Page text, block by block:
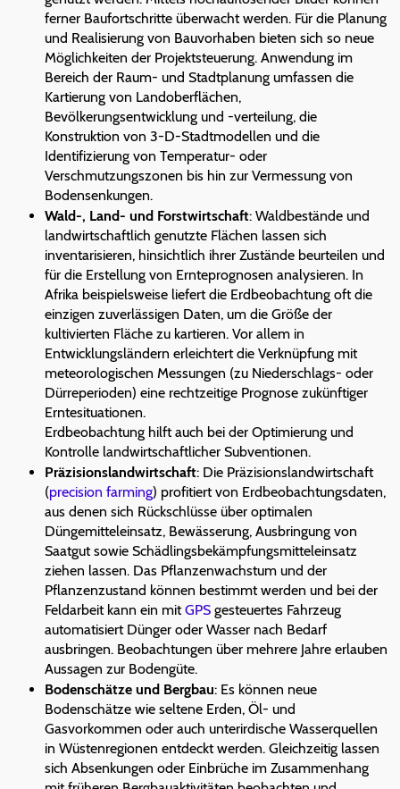
ferner Baufortschritte überwacht werden. Für die Planung
und Realisierung von Bauvorhaben bieten sich so neue
Möglichkeiten der Projektsteuerung. Anwendung im
Bereich der Raum- und Stadtplanung umfassen die
Kartierung von Landoberflächen,
Bevölkerungsentwicklung und -verteilung, die
Konstruktion von 3-D-Stadtmodellen und die
Identifizierung von Temperatur- oder
Verschmutzungszonen bis hin zur Vermessung von
Bodensenkungen.
Wald-, Land- und Forstwirtschaft: Waldbestände und
landwirtschaftlich genutzte Flächen lassen sich
inventarisieren, hinsichtlich ihrer Zustände beurteilen und
für die Erstellung von Ernteprognosen analysieren. In
Afrika beispielsweise liefert die Erdbeobachtung oft die
einzigen zuverlässigen Daten, um die Größe der
kultivierten Fläche zu kartieren. Vor allem in
Entwicklungsländern erleichtert die Verknüpfung mit
meteorologischen Messungen (zu Niederschlags- oder
Dürreperioden) eine rechtzeitige Prognose zukünftiger
Erntesituationen.
Erdbeobachtung hilft auch bei der Optimierung und
Kontrolle landwirtschaftlicher Subventionen.
Präzisionslandwirtschaft: Die Präzisionslandwirtschaft
(precision farming) profitiert von Erdbeobachtungsdaten,
aus denen sich Rückschlüsse über optimalen
Düngemitteleinsatz, Bewässerung, Ausbringung von
Saatgut sowie Schädlingsbekämpfungsmitteleinsatz
ziehen lassen. Das Pflanzenwachstum und der
Pflanzenzustand können bestimmt werden und bei der
Feldarbeit kann ein mitGPS gesteuertes Fahrzeug
automatisiert Dünger oder Wasser nach Bedarf
ausbringen. Beobachtungen über mehrere Jahre erlauben
Aussagen zur Bodengüte.
Bodenschätze und Bergbau: Es können neue
Bodenschätze wie seltene Erden, Öl- und
Gasvorkommen oder auch unterirdische Wasserquellen
in Wüstenregionen entdeckt werden. Gleichzeitig lassen
sich Absenkungen oder Einbrüche im Zusammenhang